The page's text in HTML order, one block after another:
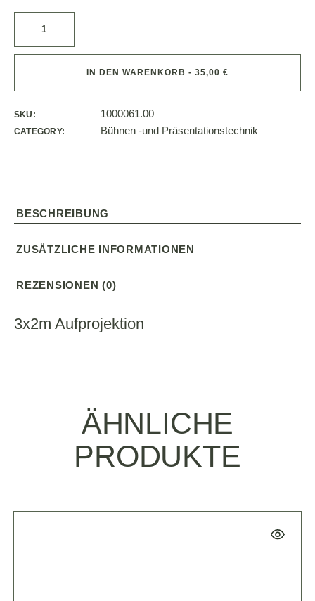
IN DEN WARENKORB - 35,00 €
SKU: 1000061.00
CATEGORY: Bühnen -und Präsentationstechnik
BESCHREIBUNG
ZUSÄTZLICHE INFORMATIONEN
REZENSIONEN (0)
3x2m Aufprojektion
ÄHNLICHE
PRODUKTE